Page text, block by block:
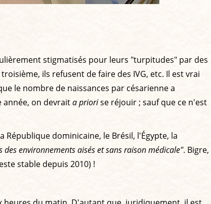
stigmatisés pour leurs "turpitudes" par des
ils refusent de faire des IVG, etc. Il est vrai
le nombre de naissances par césarienne a
année, on devraita priorise réjouir ; sauf que ce n'est
dominicaine, le Brésil, l'Égypte, la
des environnements aisés et sans raison médicale". Bigre,
stable depuis 2010) !